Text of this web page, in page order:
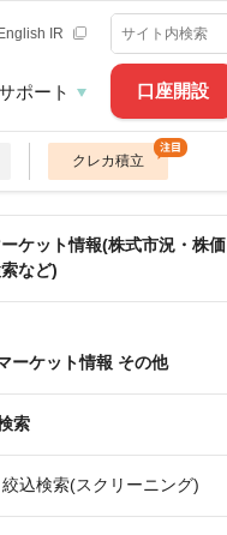
口座開設
English IR
ポート
クレカ積立
ケット情報(株式市況・株価
など)
ーケット情報 その他
索
絞込検索(スクリーニング)